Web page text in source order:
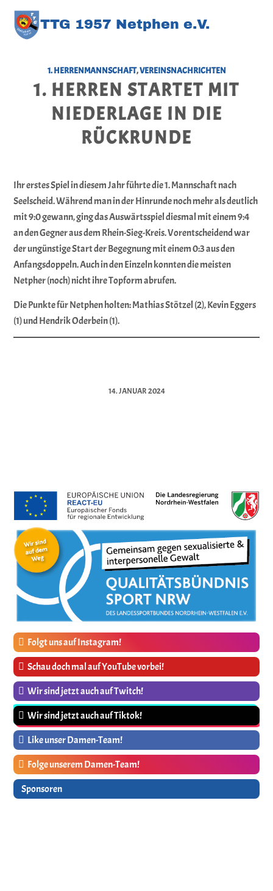
TTG 1957 Netphen e.V.
1. HERRENMANNSCHAFT,VEREINSNACHRICHTEN
1. HERREN STARTET MIT
NIEDERLAGE IN DIE
RÜCKRUNDE
Ihr erstes Spiel in diesem Jahr führte die 1. Mannschaft nach
Seelscheid. Während man in der Hinrunde noch mehr als deutlich
mit 9:0 gewann, ging das Auswärtsspiel diesmal mit einem 9:4
an den Gegner aus dem Rhein-Sieg-Kreis. Vorentscheidend war
der ungünstige Start der Begegnung mit einem 0:3 aus den
Anfangsdoppeln. Auch in den Einzeln konnten die meisten
Netpher (noch) nicht ihre Topform abrufen.
Die Punkte für Netphen holten: Mathias Stötzel (2), Kevin Eggers
(1) und Hendrik Oderbein (1).
14. JANUAR 2024
Folgt uns auf Instagram!
Schau doch mal auf YouTube vorbei!
Wir sind jetzt auch auf Twitch!
Wir sind jetzt auch auf Tiktok!
Like unser Damen-Team!
Folge unserem Damen-Team!
Sponsoren